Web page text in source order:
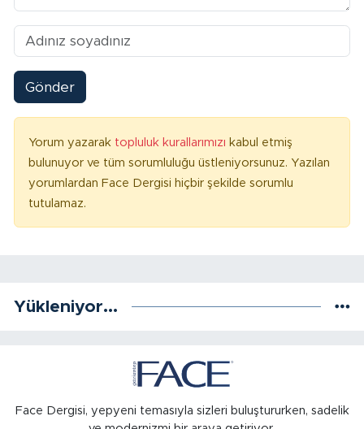
Gönder
Yorum yazarak topluluk kurallarımızı kabul etmiş
bulunuyor ve tüm sorumluluğu üstleniyorsunuz. Yazılan
yorumlardan Face Dergisi hiçbir şekilde sorumlu
tutulamaz.
Yükleniyor...
Face Dergisi, yepyeni temasıyla sizleri buluştururken, sadelik